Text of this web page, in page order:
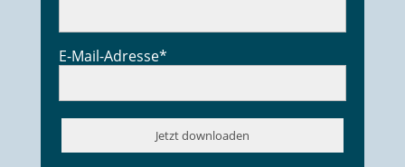
E-Mail-Adresse*